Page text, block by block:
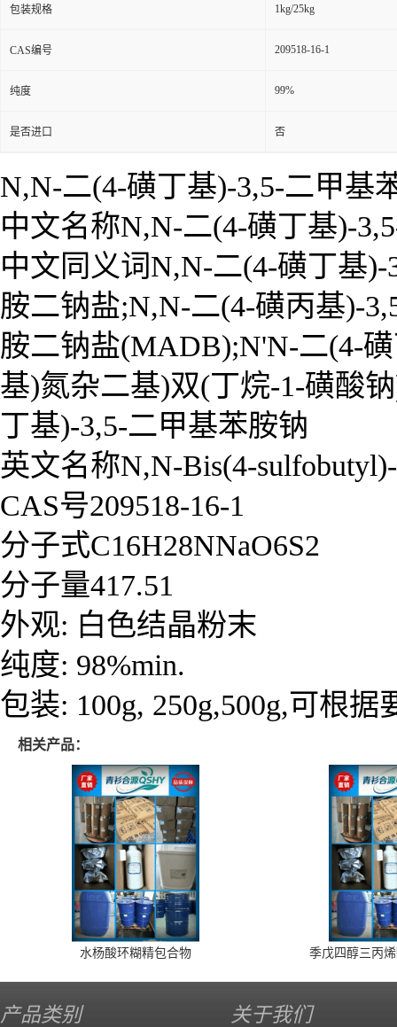
包装规格 1kg/25kg
CAS编号 209518-16-1
纯度 99%
是否进口 否
N,N-二(4-磺丁基)-3,5-二甲基
中文名称N,N-二(4-磺丁基)-
中文同义词N,N-二(4-磺丁基
胺二钠盐;N,N-二(4-磺丙基)-
胺二钠盐(MADB);N'N-二(4-
基)氮杂二基)双(丁烷-1-磺酸
丁基)-3,5-二甲基苯胺钠
英文名称N,N-Bis(4-
CAS号209518-16-1
分子式C16H28NNaO6S2
分子量417.51
外观: 白色结晶粉末
纯度: 98%min.
包装: 100g, 250g,500g,可根据
相关产品：
水杨酸环糊精包合物 季戊四醇三丙
产品类别 关于我们